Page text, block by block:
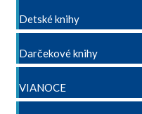
Detské knihy
Darčekové knihy
VIANOCE